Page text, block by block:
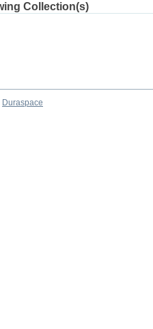
Collection(s)
Duraspace